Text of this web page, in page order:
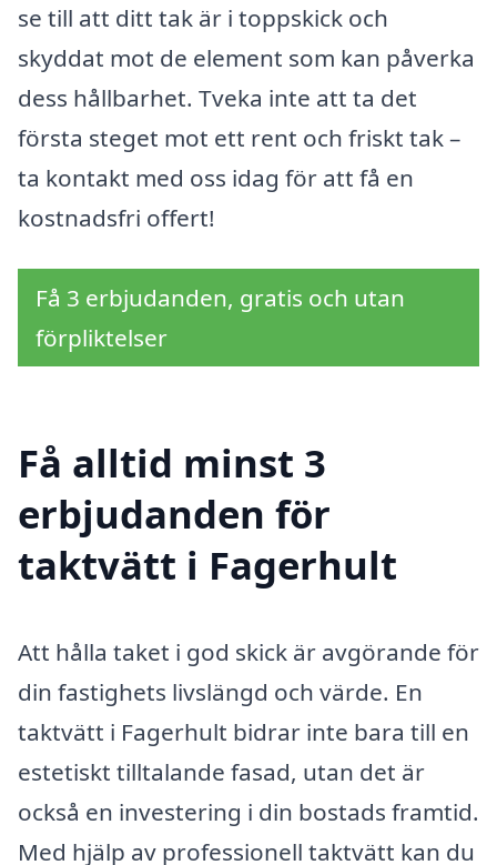
se till att ditt tak är i toppskick och
skyddat mot de element som kan påverka
dess hållbarhet. Tveka inte att ta det
första steget mot ett rent och friskt tak –
ta kontakt med oss idag för att få en
kostnadsfri offert!
Få 3 erbjudanden, gratis och utan
förpliktelser
Få alltid minst 3
erbjudanden för
taktvätt i Fagerhult
Att hålla taket i god skick är avgörande för
din fastighets livslängd och värde. En
taktvätt i Fagerhult bidrar inte bara till en
estetiskt tilltalande fasad, utan det är
också en investering i din bostads framtid.
Med hjälp av professionell taktvätt kan du